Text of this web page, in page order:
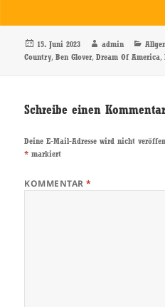
Veröffentlicht
am
15. Juni 2023 Autor
admin
Country,Ben Glover,Dream Of America,
Schreibe einen Kommentar
Deine E-Mail-Adresse wird nicht
* markiert
KOMMENTAR*